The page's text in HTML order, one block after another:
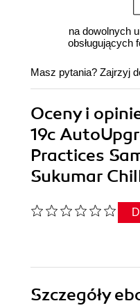
na dowolnych
obsługujących
Masz pytania? Zajrzyj
Oceny i
19c
Practices
Sukumar
Szczegóły